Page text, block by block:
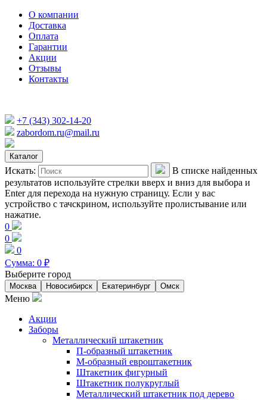
О компании
Доставка
Оплата
Гарантии
Акции
Отзывы
Контакты
+7 (343) 302-14-20
zabordom.ru@mail.ru
Каталог
Искать:
В списке найденных
результатов используйте стрелки вверх и вниз для выбора и
Enter для перехода на нужную страницу. Если у вас
устройство с тачскрином, используйте пролистывание или
нажатие.
0
0
0
Сумма: 0 ₽
Выберите город
Москва Новосибирск Екатеринбург Омск
Меню
Акции
Заборы
Металлический штакетник
П-образный штакетник
М-образный евроштакетник
Штакетник фигурный
Штакетник полукруглый
Металлический штакетник под дерево